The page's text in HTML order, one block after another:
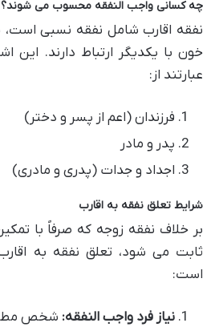
چه کسانی واجب النفقه محسوب می شوند؟
نفقه اقارب شامل نفقه نسبی است،
خون با یکدیگر ارتباط دارند. این
عبارتند از:
فرزندان (اعم از پسر و دختر)
پدر و مادر
اجداد و جدات (پدری و مادری)
شرایط تعلق نفقه به اقارب
بر خلاف نفقه زوجه که صرفاً با
ثابت می شود، تعلق نفقه به
است:
نیاز فرد واجب النفقه: شخص